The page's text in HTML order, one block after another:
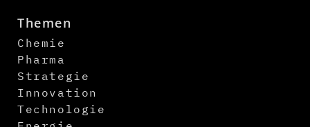
Themen
Chemie
Pharma
Strategie
Innovation
Technologie